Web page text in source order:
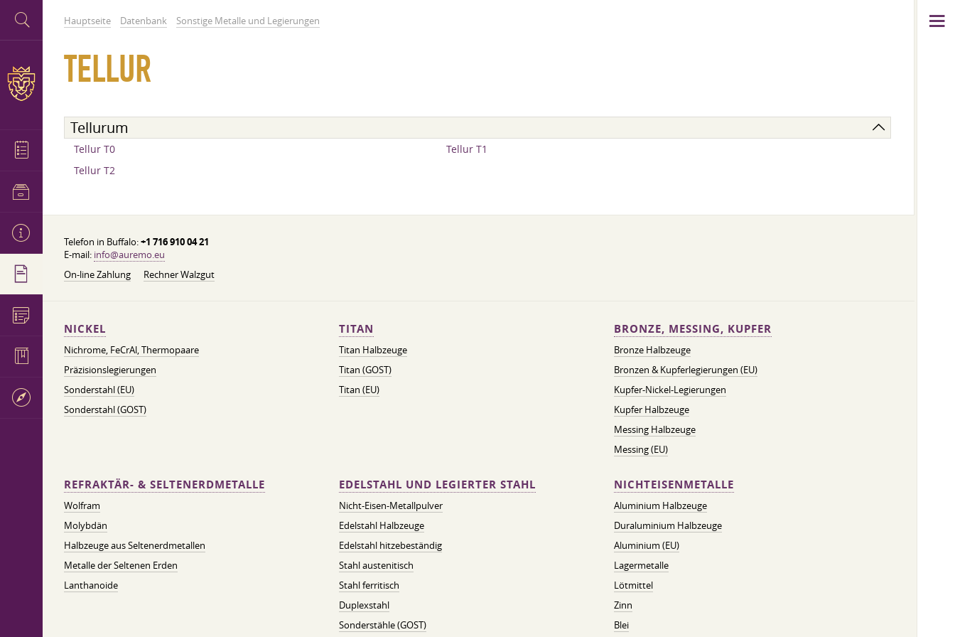
Hauptseite Datenbank Sonstige Metalle und Legierungen
TELLUR
Tellurum
Tellur T0
Tellur T1
Tellur T2
Telefon in Buffalo:+1 716 910 04 21
E-mail: info@auremo.eu
On-line Zahlung
Rechner Walzgut
NICKEL
Nichrome, FeСrAl, ​​Thermopaare
Präzisionslegierungen
Sonderstahl (EU)
Sonderstahl (GOST)
TITAN
Titan Halbzeuge
Titan (GOST)
Titan (EU)
BRONZE, MESSING, KUPFER
Bronze Halbzeuge
Bronzen & Kupferlegierungen (EU)
Kupfer-Nickel-Legierungen
Kupfer Halbzeuge
Messing Halbzeuge
Messing (EU)
REFRAKTÄR- & SELTENERDMETALLE
Wolfram
Molybdän
Halbzeuge aus Seltenerdmetallen
Metalle der Seltenen Erden
Lanthanoide
EDELSTAHL UND LEGIERTER STAHL
Nicht-Eisen-Metallpulver
Edelstahl Halbzeuge
Edelstahl hitzebeständig
Stahl austenitisch
Stahl ferritisch
Duplexstahl
Sonderstähle (GOST)
NICHTEISENMETALLE
Aluminium Halbzeuge
Duraluminium Halbzeuge
Aluminium (EU)
Lagermetalle
Lötmittel
Zinn
Blei